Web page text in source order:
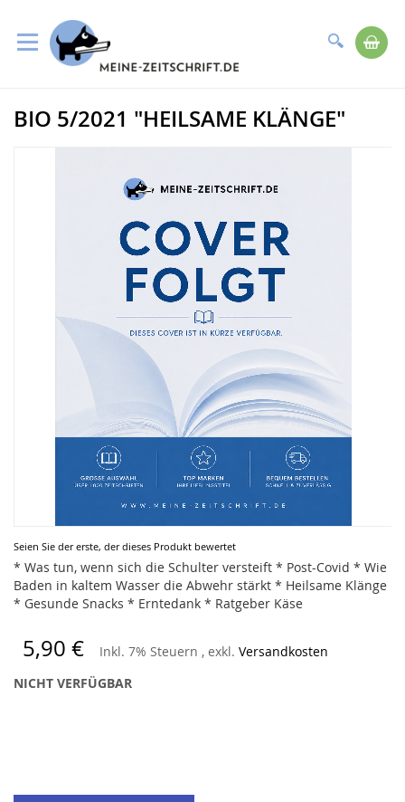
Suche
zum
Inhalt
Seien Sie der erste, der dieses Produkt bewertet
* Was tun, wenn sich die Schulter versteift * Post-Covid * Wie
Baden in kaltem Wasser die Abwehr stärkt * Heilsame Klänge
* Gesunde Snacks * Erntedank * Ratgeber Käse
5,90 € Inkl. 7% Steuern , exkl. Versandkosten
NICHT VERFÜGBAR
Zum
BIO 5/2021 "HEILSAME KLÄNGE"
Zum
Anfang
der
Bildergalerie